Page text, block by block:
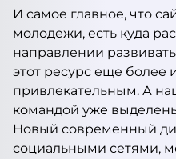
И самое главное, что
молодежи, есть куда
направлении
этот ресурс еще более
привлекательным. А
командой уже
Новый современный
социальными сетями,